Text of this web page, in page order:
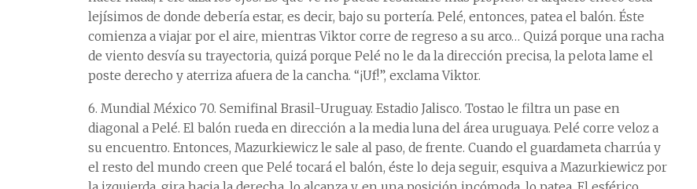
lejísimos de donde debería estar, es decir, bajo su portería. Pelé, entonces, patea el balón. Éste
comienza a viajar por el aire, mientras Viktor corre de regreso a su arco… Quizá porque una racha
de viento desvía su trayectoria, quizá porque Pelé no le da la dirección precisa, la pelota lame el
poste derecho y aterriza afuera de la cancha. “¡Uf!”, exclama Viktor.
6. Mundial México 70. Semifinal Brasil-Uruguay. Estadio Jalisco. Tostao le filtra un pase en
diagonal a Pelé. El balón rueda en dirección a la media luna del área uruguaya. Pelé corre veloz a
su encuentro. Entonces, Mazurkiewicz le sale al paso, de frente. Cuando el guardameta charrúa y
el resto del mundo creen que Pelé tocará el balón, éste lo deja seguir, esquiva a Mazurkiewicz por